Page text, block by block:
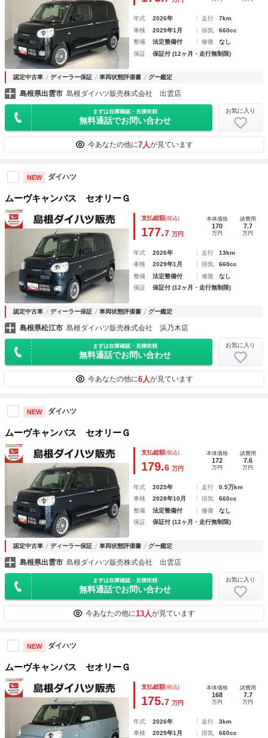
年式 2026年 走行
7km
車検
2029年1月 排気
660cc
整備
法定整備付 修復
なし
保証
保証付 (12ヶ月・走行無制限)
認定中古車 ディーラー保証 車両状態評価書 グー鑑定
島根県出雲市 島根ダイハツ販売株式会社 出雲店
まずは在庫確認・見積依頼
無料通話でお問い合わせ
お気に入り
今あなたの他に7人が見ています
NEW ダイハツ
ムーヴキャンバス セオリーＧ
支払総額(税込)
177.7 万円
本体価格
170
万円
諸費用
7.7
万円
年式 2026年 走行
13km
車検
2029年1月 排気
660cc
整備
法定整備付 修復
なし
保証
保証付 (12ヶ月・走行無制限)
認定中古車 ディーラー保証 車両状態評価書 グー鑑定
島根県松江市 島根ダイハツ販売株式会社 浜乃木店
まずは在庫確認・見積依頼
無料通話でお問い合わせ
お気に入り
今あなたの他に6人が見ています
NEW ダイハツ
ムーヴキャンバス セオリーＧ
支払総額(税込)
179.6 万円
本体価格
172
万円
諸費用
7.6
万円
年式 2025年 走行
0.5万km
車検
2028年10月 排気
660cc
整備
法定整備付 修復
なし
保証
保証付 (12ヶ月・走行無制限)
認定中古車 ディーラー保証 車両状態評価書 グー鑑定
島根県出雲市 島根ダイハツ販売株式会社 出雲店
まずは在庫確認・見積依頼
無料通話でお問い合わせ
お気に入り
今あなたの他に13人が見ています
NEW ダイハツ
ムーヴキャンバス セオリーＧ
支払総額(税込)
175.7 万円
本体価格
168
万円
諸費用
7.7
万円
年式 2026年 走行
3km
車検
2029年1月 排気
660cc